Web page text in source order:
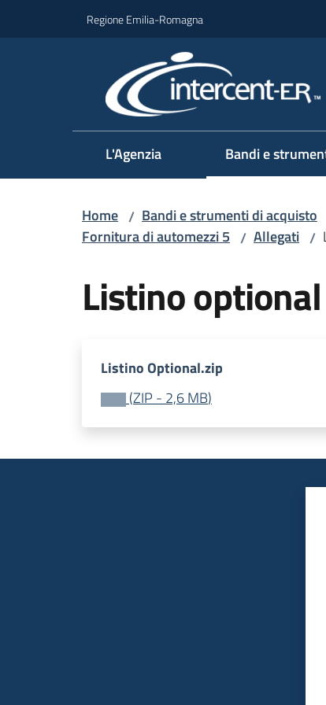
Regione Emilia-Romagna
L'Agenzia Bandi e
Home / Bandi e strumenti di acquisto
Fornitura di automezzi 5 / Allegati /
Listino optional
Listino Optional.zip
(ZIP - 2,6 MB)